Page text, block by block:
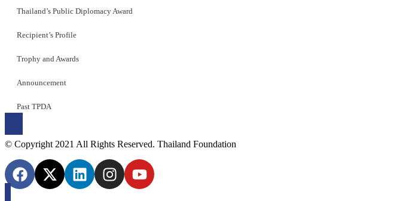
Thailand’s Public Diplomacy Award
Recipient’s Profile
Trophy and Awards
Announcement
Past TPDA
© Copyright 2021 All Rights Reserved. Thailand Foundation